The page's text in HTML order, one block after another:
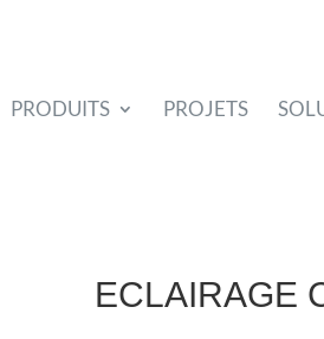
PRODUITS PROJETS
ECLAIRAGE